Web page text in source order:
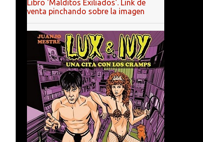
Libro 'Malditos Exiliados'. Link de
venta pinchando sobre la imagen